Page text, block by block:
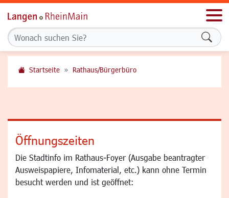
Startseite Rathaus/Bürgerbüro
Öffnungszeiten
Die Stadtinfo im Rathaus-Foyer (Ausgabe beantragter
Ausweispapiere, Infomaterial, etc.) kann ohne Termin
besucht werden und ist geöffnet: